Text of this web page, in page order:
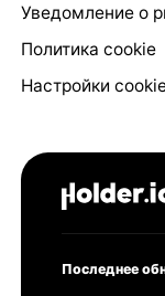
Уведомление о
Политика cookie
Настройки
Последнее